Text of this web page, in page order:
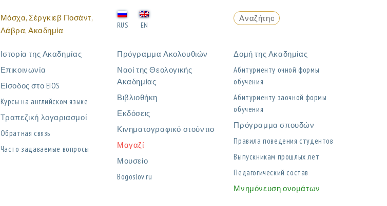
Μόσχα, Σέργκιεβ Ποσάντ,
Λάβρα, Ακαδημία
RUS EN
Ιστορία της Ακαδημίας
Επικοινωνία
Είσοδος στο EIOS
Курсы на английском языке
Τραπεζική λογαριασμοί
Обратная связь
Часто задаваемые вопросы
Πρόγραμμα Ακολουθιών
Ναοί της Θεολογικής
Ακαδημίας
Βιβλιοθήκη
Εκδόσεις
Κινηματογραφικό στούντιο
Μαγαζί
Μουσείο
Bogoslov.ru
Δομή της Ακαδημίας
Абитуриенту очной формы
обучения
Абитуриенту заочной формы
обучения
Πρόγραμμα σπουδών
Правила поведения студентов
Выпускникам прошлых лет
Педагогический состав
Μνημόνευση ονομάτων